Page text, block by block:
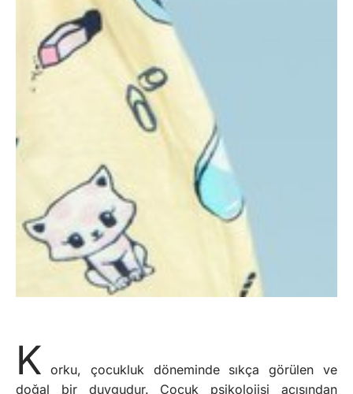
K orku, çocukluk döneminde sıkça görülen ve
doğal bir duygudur. Çocuk psikolojisi açısından